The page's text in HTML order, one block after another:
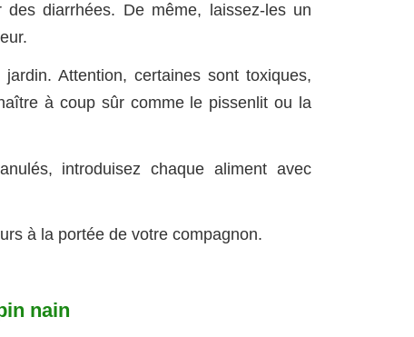
diarrhées. De même, laissez-les un
Attention, certaines sont toxiques,
à coup sûr comme le pissenlit ou la
introduisez chaque aliment avec
à la portée de votre compagnon.
nain